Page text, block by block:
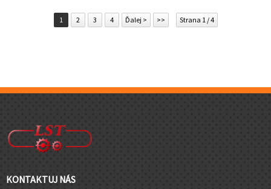
1 2 3 4 Ďalej > >> Strana 1 / 4
KONTAKTUJ NÁS